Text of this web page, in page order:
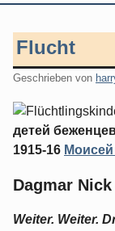
Flucht
Geschrieben von
детей
1915-16
Dagmar
Weiter. Weiter.